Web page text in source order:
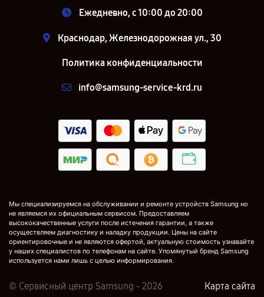
Ежедневно, с 10:00 до 20:00
Краснодар, Железнодорожная ул., 30
Политика конфиденциальности
info@samsung-service-krd.ru
Мы специализируемся на обслуживании и ремонте устройств Samsung но
не являемся их официальным сервисом. Предоставляем
высококачественные услуги после истечения гарантии, а также
осуществляем диагностику и наладку продукции. Цены на сайте
ориентировочные и не являются офертой, актуальную стоимость узнавайте
у наших специалистов по телефонам на сайте. Упомянутый бренд Samsung
используется нами лишь с целью информирования.
© Сервисный центр Samsung - 2026 Карта сайта